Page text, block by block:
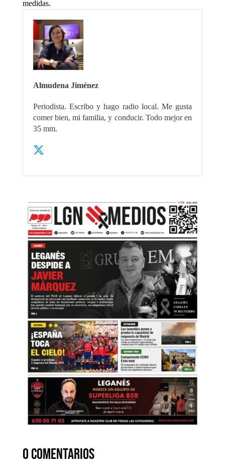
medidas.
Almudena Jiménez
Periodista. Escribo y hago radio local. Me gusta
comer bien, mi familia, y conducir. Todo mejor en
35 mm.
0 comentarios